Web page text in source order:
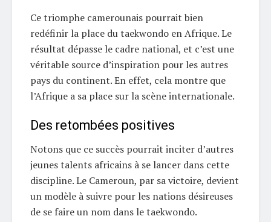
Ce triomphe camerounais pourrait bien
redéfinir la place du taekwondo en Afrique. Le
résultat dépasse le cadre national, et c’est une
véritable source d’inspiration pour les autres
pays du continent. En effet, cela montre que
l’Afrique a sa place sur la scène internationale.
Des retombées positives
Notons que ce succès pourrait inciter d’autres
jeunes talents africains à se lancer dans cette
discipline. Le Cameroun, par sa victoire, devient
un modèle à suivre pour les nations désireuses
de se faire un nom dans le taekwondo.